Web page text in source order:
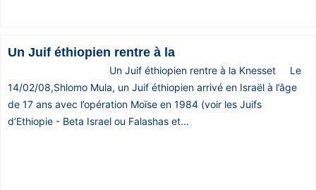
Un Juif éthiopien rentre à la
Un Juif éthiopien rentre à la Knesset Le
14/02/08,Shlomo Mula, un Juif éthiopien arrivé en Israël à l’âge
de 17 ans avec l’opération Moïse en 1984 (voir les Juifs
d’Ethiopie - Beta Israel ou Falashas et...